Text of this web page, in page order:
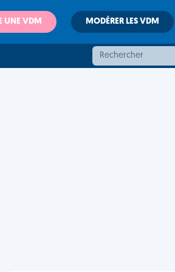
UNE VDM MODÉRER LES VDM